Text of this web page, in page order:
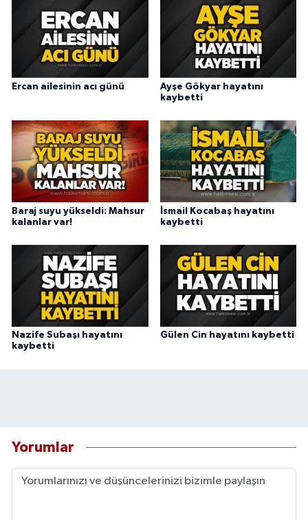
Ercan ailesinin acı günü
Ayşe Gökyar hayatını
kaybetti
Baraj suyu yükseldi: Mahsur
kalanlar var!
İsmail Kocabaş hayatını
kaybetti
Nazife Subaşı hayatını
kaybetti
Gülen Cin hayatını kaybetti
Yorumlar